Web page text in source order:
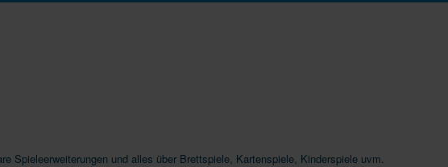
Spieleerweiterungen und alles über Brettspiele, Kartenspiele, Kinderspiele uvm.